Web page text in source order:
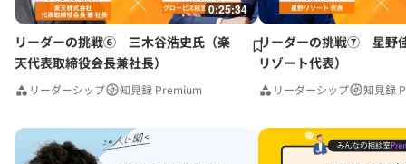
0:25:34
リーダーの挑戦⑥ 三木谷浩史氏（楽
天代表取締役会長兼社長）
リーダーシップ 知見録 Premium
リーダーの挑戦⑦ 星野
リゾート代表）
リーダーシップ 知見録